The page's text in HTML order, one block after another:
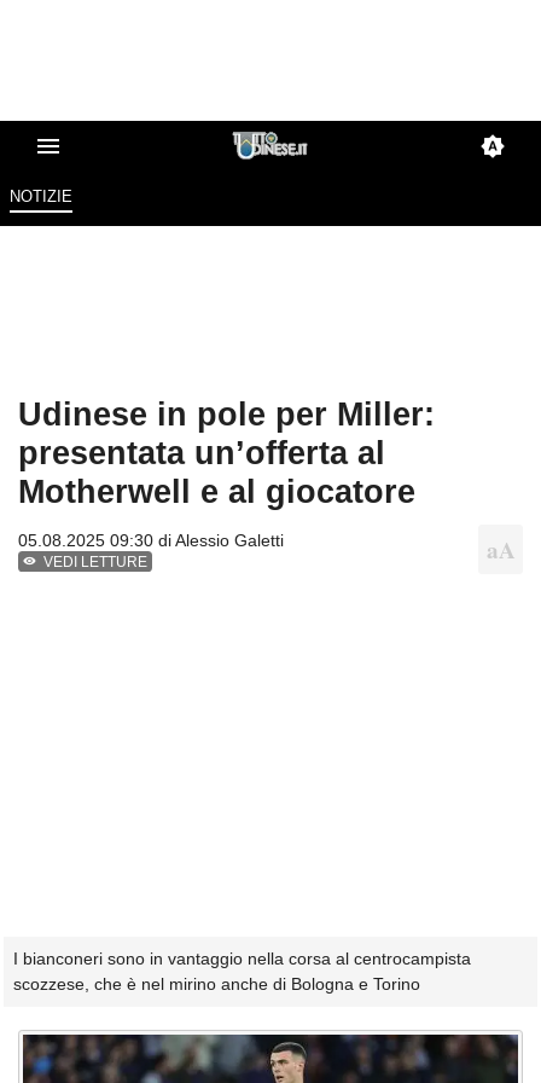
NOTIZIE
Udinese in pole per Miller:
presentata un’offerta al
Motherwell e al giocatore
05.08.2025 09:30 diAlessio Galetti
VEDI LETTURE
I bianconeri sono in vantaggio nella corsa al centrocampista
scozzese, che è nel mirino anche di Bologna e Torino